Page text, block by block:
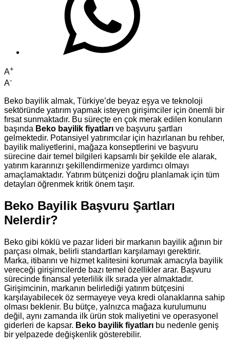
A+
A-
Beko bayilik almak, Türkiye’de beyaz eşya ve teknoloji
sektöründe yatırım yapmak isteyen girişimciler için önemli bir
fırsat sunmaktadır. Bu süreçte en çok merak edilen konuların
başında Beko bayilik fiyatları ve başvuru şartları
gelmektedir. Potansiyel yatırımcılar için hazırlanan bu rehber,
bayilik maliyetlerini, mağaza konseptlerini ve başvuru
sürecine dair temel bilgileri kapsamlı bir şekilde ele alarak,
yatırım kararınızı şekillendirmenize yardımcı olmayı
amaçlamaktadır. Yatırım bütçenizi doğru planlamak için tüm
detayları öğrenmek kritik önem taşır.
Beko Bayilik Başvuru Şartları
Nelerdir?
Beko gibi köklü ve pazar lideri bir markanın bayilik ağının bir
parçası olmak, belirli standartları karşılamayı gerektirir.
Marka, itibarını ve hizmet kalitesini korumak amacıyla bayilik
vereceği girişimcilerde bazı temel özellikler arar. Başvuru
sürecinde finansal yeterlilik ilk sırada yer almaktadır.
Girişimcinin, markanın belirlediği yatırım bütçesini
karşılayabilecek öz sermayeye veya kredi olanaklarına sahip
olması beklenir. Bu bütçe, yalnızca mağaza kurulumunu
değil, aynı zamanda ilk ürün stok maliyetini ve operasyonel
giderleri de kapsar. Beko bayilik fiyatları bu nedenle geniş
bir yelpazede değişkenlik gösterebilir.